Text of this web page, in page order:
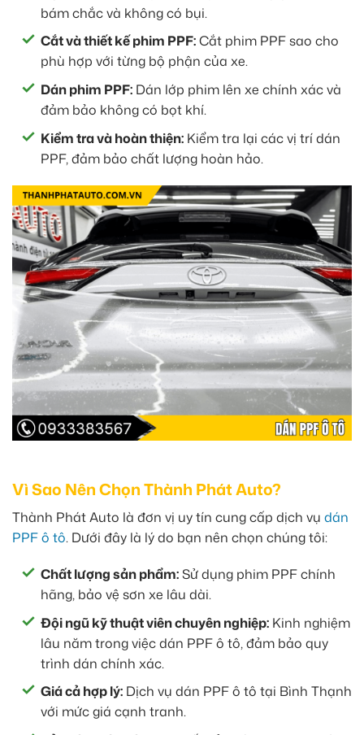
bám chắc và không có bụi.
Cắt và thiết kế phim PPF:Cắt phim PPF sao cho
phù hợp với từng bộ phận của xe.
Dán phim PPF: Dán lớp phim lên xe chính xác và
đảm bảo không có bọt khí.
Kiểm tra và hoàn thiện: Kiểm tra lại các vị trí dán
PPF, đảm bảo chất lượng hoàn hảo.
Vì Sao Nên Chọn Thành Phát Auto?
Thành Phát Auto là đơn vị uy tín cung cấp dịch vụ dán
PPF ô tô. Dưới đây là lý do bạn nên chọn chúng tôi:
Chất lượng sản phẩm:Sử dụng phim PPF chính
hãng, bảo vệ sơn xe lâu dài.
Đội ngũ kỹ thuật viên chuyên nghiệp: Kinh nghiệm
lâu năm trong việc dán PPF ô tô, đảm bảo quy
trình dán chính xác.
Giá cả hợp lý: Dịch vụ dán PPF ô tô tại Bình Thạnh
với mức giá cạnh tranh.